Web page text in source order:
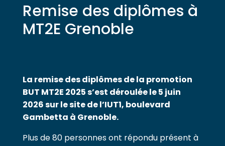
Remise des diplômes à
MT2E Grenoble
La remise des diplômes de la promotion
BUT MT2E 2025 s’est déroulée le 5 juin
2026 sur le site de l’IUT1, boulevard
Gambetta à Grenoble.
Plus de 80 personnes ont répondu présent à